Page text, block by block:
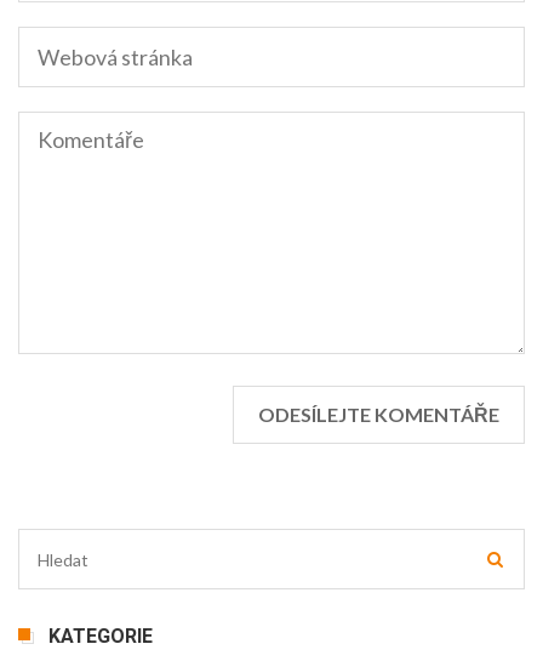
KATEGORIE